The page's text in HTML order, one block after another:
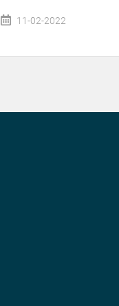
11-02-2022